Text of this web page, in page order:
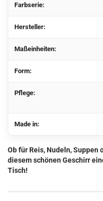
Farbserie:
Hersteller:
Maßeinheiten:
Form:
Pflege:
Made in:
Ob für Reis, Nudeln, Suppen
diesem schönen Geschirr
Tisch!